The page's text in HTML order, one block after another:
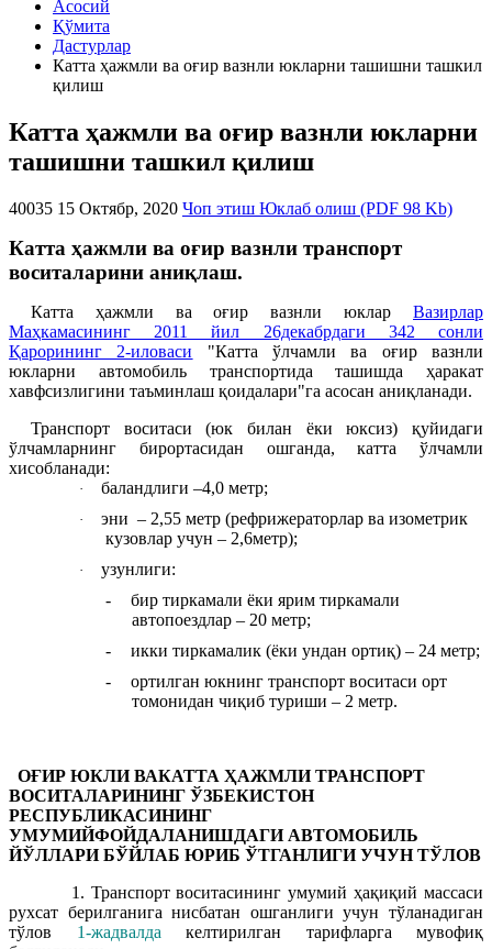
Асосий
Қўмита
Дастурлар
Катта ҳажмли ва оғир вазнли юкларни ташишни ташкил
қилиш
Катта ҳажмли ва оғир вазнли юкларни
ташишни ташкил қилиш
40035 15 Октябр, 2020 Чоп этиш Юклаб олиш (PDF 98 Kb)
Катта ҳажмли ва оғир вазнли транспорт
воситаларини аниқлаш.
Катта ҳажмли ва оғир вазнли юклар Вазирлар
Маҳкамасининг 2011 йил 26декабрдаги 342 сонли
Қарорининг 2-иловаси "Катта ўлчамли ва оғир вазнли
юкларни автомобиль транспортида ташишда ҳаракат
хавфсизлигини таъминлаш қоидалари"га асосан аниқланади.
Транспорт воситаси (юк билан ёки юксиз) қуйидаги
ўлчамларнинг бирортасидан ошганда, катта ўлчамли
хисобланади:
· баландлиги –4,0 метр;
·
эни – 2,55 метр (рефрижераторлар ва изометрик
кузовлар учун – 2,6метр);
· узунлиги:
-
бир тиркамали ёки ярим тиркамали
автопоездлар – 20 метр;
-
икки тиркамалик (ёки ундан ортиқ) – 24 метр;
-
ортилган юкнинг транспорт воситаси орт
томонидан чиқиб туриши – 2 метр.
ОҒИР ЮКЛИ ВАКАТТА ҲАЖМЛИ ТРАНСПОРТ
ВОСИТАЛАРИНИНГ ЎЗБЕКИСТОН
РЕСПУБЛИКАСИНИНГ
УМУМИЙФОЙДАЛАНИШДАГИ АВТОМОБИЛЬ
ЙЎЛЛАРИ БЎЙЛАБ ЮРИБ ЎТГАНЛИГИ УЧУН ТЎЛОВ
1. Транспорт воситасининг умумий ҳақиқий массаси
рухсат берилганига нисбатан ошганлиги учун тўланадиган
тўлов 1-жадвалда келтирилган тарифларга мувофиқ